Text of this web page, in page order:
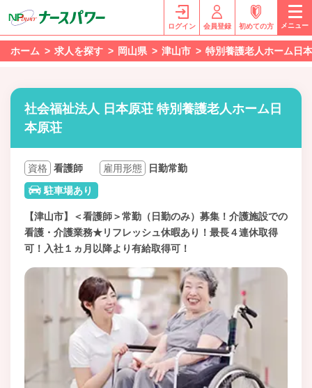
ログイン 会員登録 初めての方 メニュー
ホーム 求人を探す 岡山県 津山市 特別養護老人ホーム日
社会福祉法人 日本原荘 特別養護老人ホーム日
本原荘
資格 看護師 雇用形態
日勤常勤
駐車場あり
【津山市】＜看護師＞常勤（日勤のみ）募集！介護施設での
看護・介護業務★リフレッシュ休暇あり！最長４連休取得
可！入社１ヵ月以降より有給取得可！